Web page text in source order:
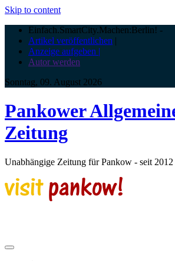
Skip to content
Einfach.SmartCity.Machen:Berlin! -
Artikel veröffentlichen |
Anzeige aufgeben |
Autor werden
Sonntag, 09. August 2026
Pankower
Zeitung
Unabhängige Zeitung für Pankow - seit 2012